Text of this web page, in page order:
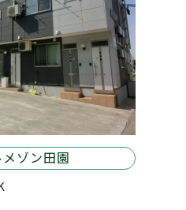
当社ホームページを
したことをお知らせ
より当社をご愛顧い
のおかげと心より感
いやすく、情報のア
のとなっておりま
テンツや機能の追加
を通じてより価値あ
供できることを心か
号室
106号室
古住宅
ゾン田園